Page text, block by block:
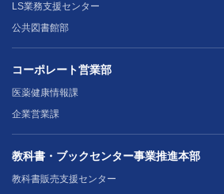
LS業務支援センター
公共図書館部
コーポレート営業部
医薬健康情報課
企業営業課
教科書・ブックセンター事業推進本部
教科書販売支援センター